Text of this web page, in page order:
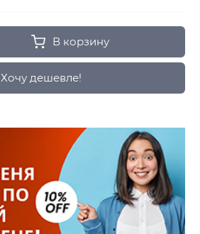
В корзину
Хочу дешевле!